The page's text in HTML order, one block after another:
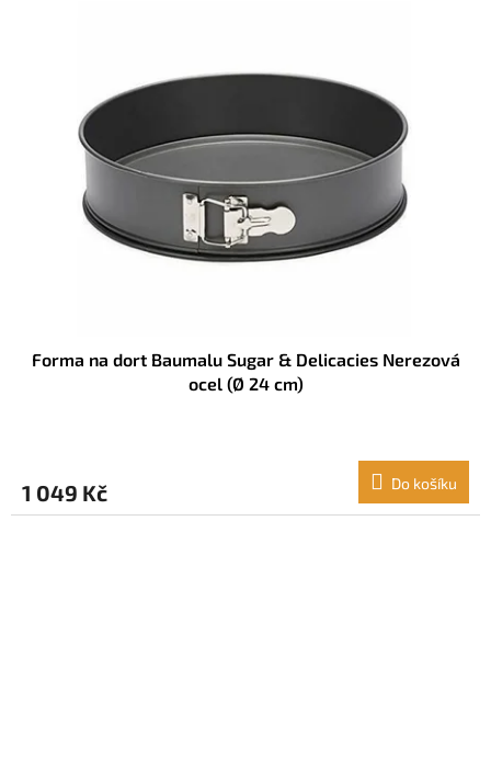
Forma na dort Baumalu Sugar & Delicacies Nerezová
ocel (Ø 24 cm)
1 049 Kč Do košíku